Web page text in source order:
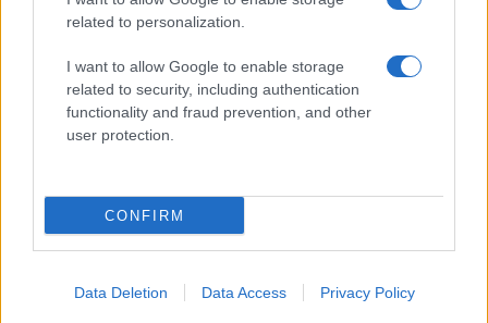
related to personalization.
I want to allow Google to enable storage
related to security, including authentication
functionality and fraud prevention, and other
user protection.
CONFIRM
Data Deletion Data Access Privacy Policy
Janeč